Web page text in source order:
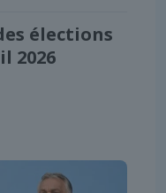
élections
2026